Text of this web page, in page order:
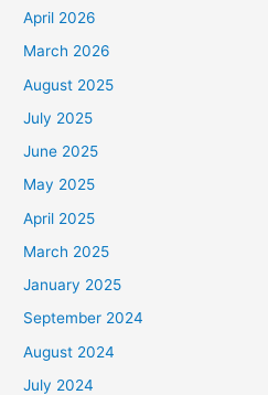
April 2026
March 2026
August 2025
July 2025
June 2025
May 2025
April 2025
March 2025
January 2025
September 2024
August 2024
July 2024